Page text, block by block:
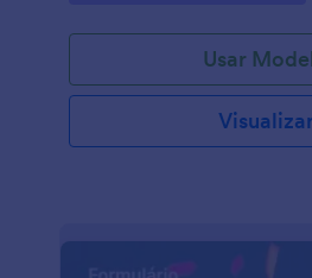
Usar
Visualizar